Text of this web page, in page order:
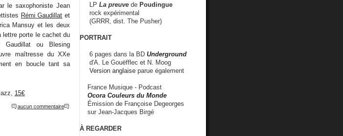
le saxophoniste Jean
Rémi Gaudillat et
Mansuy et les deux
lettre porte le cachet du
Gaudillat ou Blesing
maîtresse du XXe
en boucle tant sa
15€
aucun commentaire
LP La preuve de Poudingue
rock expérimental
(GRRR, dist. The Pusher)
PORTRAIT
6 pages dans la BD Underground
d'A. Le Gouëfflec et N. Moog
Version anglaise parue également
France Musique - Podcast
Ocora Couleurs du Monde
Émission de Françoise Degeorges
sur Jean-Jacques Birgé
À REGARDER